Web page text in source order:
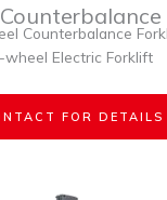
Counterbalance
wheel Electric Forklift
FOR DETAILS